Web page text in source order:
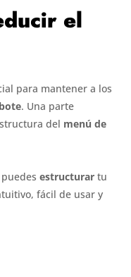
el
para mantener a los
. Una parte
del menú de
estructurar tu
fácil de usar y